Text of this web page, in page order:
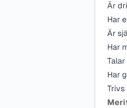
Är
Har
Är
Har
Har
Trivs